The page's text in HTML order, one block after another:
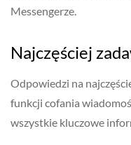
Messengerze.
Najczęściej
Odpowiedzi na
funkcji cofania
wszystkie kluczowe